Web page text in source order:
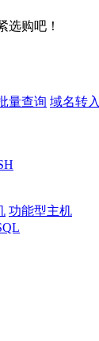
选购吧！
量查询 域名转入
功能型主机